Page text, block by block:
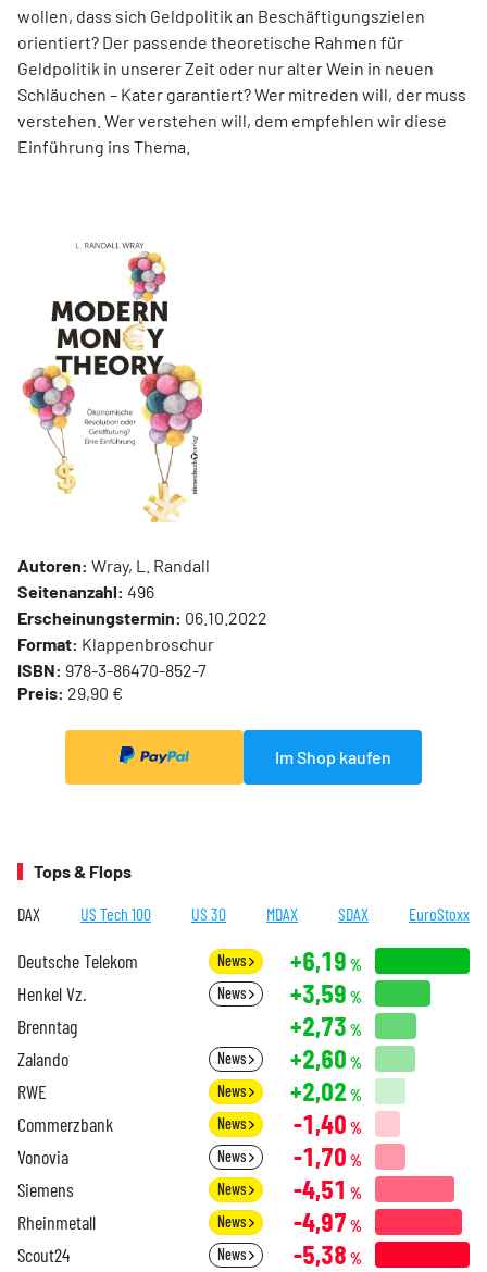
wollen, dass sich Geldpolitik an Beschäftigungszielen
orientiert? Der passende theoretische Rahmen für
Geldpolitik in unserer Zeit oder nur alter Wein in neuen
Schläuchen – Kater garantiert? Wer mitreden will, der muss
verstehen. Wer verstehen will, dem empfehlen wir diese
Einführung ins Thema.
Autoren: Wray, L. Randall
Seitenanzahl: 496
Erscheinungstermin: 06.10.2022
Format: Klappenbroschur
ISBN: 978-3-86470-852-7
Preis: 29,90 €
Im Shop kaufen
Tops & Flops
DAX US Tech 100 US 30 MDAX SDAX EuroStoxx
Deutsche Telekom News +6,19 %
Henkel Vz. News +3,59 %
Brenntag +2,73 %
Zalando News +2,60 %
RWE News +2,02 %
Commerzbank News -1,40 %
Vonovia News -1,70 %
Siemens News -4,51 %
Rheinmetall News -4,97 %
Scout24 News -5,38 %